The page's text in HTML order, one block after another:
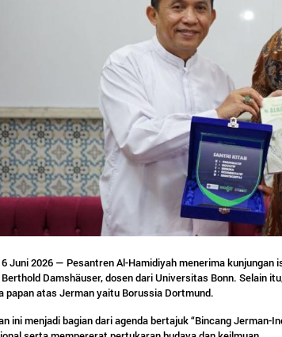
Juni 2026 — Pesantren Al-Hamidiyah menerima
Damshäuser, dosen dari Universitas Bonn. Selain
papan atas Jerman yaitu Borussia Dortmund.
ini menjadi bagian dari agenda bertajuk “Bincang